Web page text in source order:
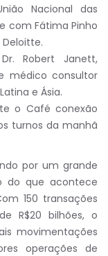
Nacional das
com Fátima Pinho
Robert Janett,
médico consultor
e Ásia.
o Café conexão
turnos da manhã
por um grande
do que acontece
150 transações
R$20 bilhões, o
movimentações
operações de